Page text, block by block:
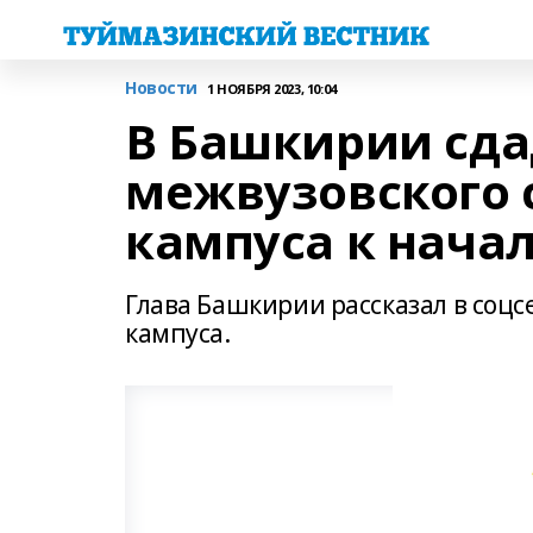
Новости 1 НОЯБРЯ 2023, 10:04
В Башкирии
межвузовского
кампуса к
Глава Башкирии рассказал в
кампуса.